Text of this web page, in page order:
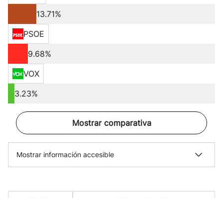
13.71%
PSOE
9.68%
VOX
3.23%
Mostrar comparativa
Mostrar información accesible